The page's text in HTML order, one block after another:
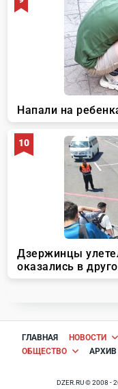
ГЛАВНАЯ НОВОСТИ
ОБЩЕСТВО
АРХИВ
DZER.RU ©